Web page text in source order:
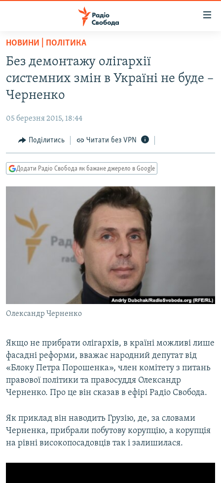
Перейти
основного
матеріалу
Перейти
основної
навігації
Перейти
до
пошуку
ВСЕ ЗА ДОБУ
СТАТТІ
ЕКОНОМІКА
СУСПІЛЬСТВО
СВІТ
РОСІЙСЬКА «ФІЛЬТРАЦІЯ»
ДОНБАС.РЕАЛІЇ
ТИ ЯК?
КИТАЙ.ВИКЛИКИ
МУЛЬТИМЕДІА
ФОТО
СПЕЦПРОЄКТИ
КРИМ РЕАЛІЇ
УКР
КТАТ
ДОЛУЧАЙСЯ!
НОВИНИ | ПОЛІТИКА
Без демонтажу олігархії
системних змін в Україні не буде –
Черненко
05 березня 2015, 18:44
Поділитись Читати без VPN
Додати Радіо Свобода як бажане джерело в Google
Олександр Черненко
Якщо не прибрати олігархів, в країні можливі лише
фасадні реформи, вважає народний депутат від
«Блоку Петра Порошенка», член комітету з питань
правової політики та правосуддя Олександр
Черненко. Про це він сказав в ефірі Радіо Свобода.
Як приклад він наводить Грузію, де, за словами
Черненка, прибрали побутову корупцію, а корупція
на рівні високопосадовців так і залишилася.